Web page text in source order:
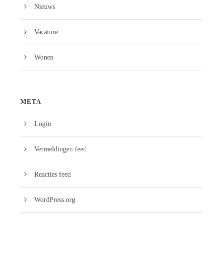
Nieuws
Vacature
Wonen
META
Login
Vermeldingen feed
Reacties feed
WordPress.org